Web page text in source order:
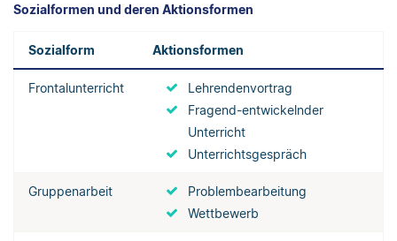
Sozialformen und deren Aktionsformen
Sozialform Aktionsformen
Frontalunterricht
Lehrendenvortrag
Fragend-entwickelnder
Unterricht
Unterrichtsgespräch
Gruppenarbeit
Problembearbeitung
Wettbewerb